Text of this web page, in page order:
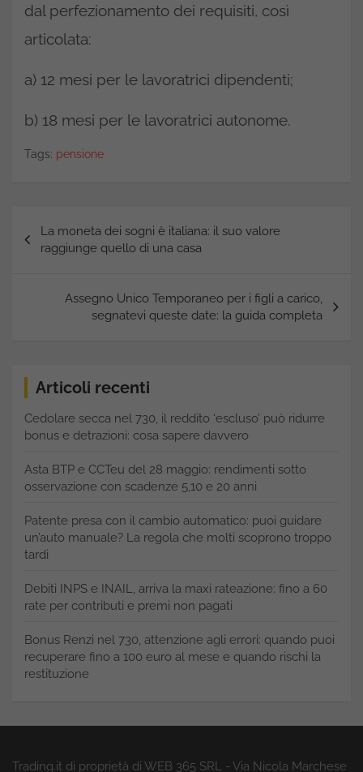
dal perfezionamento dei requisiti, così
articolata:
a) 12 mesi per le lavoratrici dipendenti;
b) 18 mesi per le lavoratrici autonome.
Tags: pensione
Navigazione
articoli
La moneta dei sogni è italiana: il suo valore
raggiunge quello di una casa
Assegno Unico Temporaneo per i figli a carico,
segnatevi queste date: la guida completa
Articoli recenti
Cedolare secca nel 730, il reddito ‘escluso’ può ridurre
bonus e detrazioni: cosa sapere davvero
Asta BTP e CCTeu del 28 maggio: rendimenti sotto
osservazione con scadenze 5,10 e 20 anni
Patente presa con il cambio automatico: puoi guidare
un’auto manuale? La regola che molti scoprono troppo
tardi
Debiti INPS e INAIL, arriva la maxi rateazione: fino a 60
rate per contributi e premi non pagati
Bonus Renzi nel 730, attenzione agli errori: quando puoi
recuperare fino a 100 euro al mese e quando rischi la
restituzione
Trading.it di proprietà di WEB 365 SRL - Via Nicola Marchese